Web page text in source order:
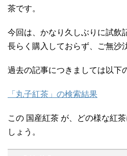
茶です。
今回は、かなり久しぶりに試飲
長らく購入しておらず、ご無沙
過去の記事につきましては以下
「丸子紅茶」の検索結果
この 国産紅茶 が、どの様な紅
しょう。